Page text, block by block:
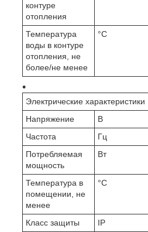
контуре
отопления
Температура
воды в контуре
отопления, не
более/не менее
°C
Электрические характеристики
Напряжение
В
Частота
Гц
Потребляемая
мощность
Вт
Температура в
помещении, не
менее
°C
Класс защиты IP